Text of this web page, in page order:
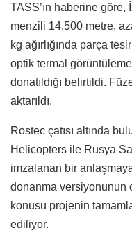
TASS’ın haberine
menzili 14.500 metre,
kg ağırlığında parça
optik termal
donatıldığı belirtildi.
aktarıldı.
Rostec çatısı altında
Helicopters ile Rusya
imzalanan bir
donanma versiyonunun
konusu projenin
ediliyor.